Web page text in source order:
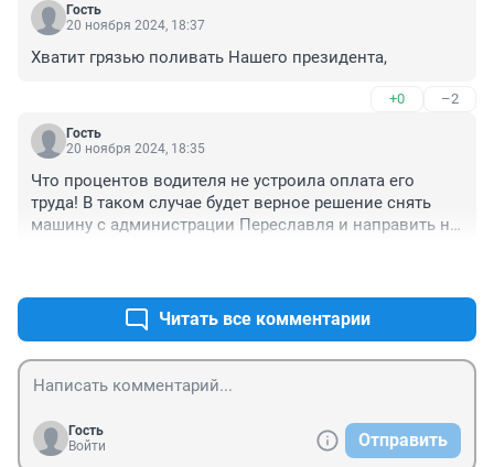
Гость
20 ноября 2024, 18:37
Хватит грязью поливать Нашего президента,
+0 –2
Гость
20 ноября 2024, 18:35
Что процентов водителя не устроила оплата его
труда! В таком случае будет верное решение снять
машину с администрации Переславля и направить на
Читать все комментарии
Гость
Войти
Отправить